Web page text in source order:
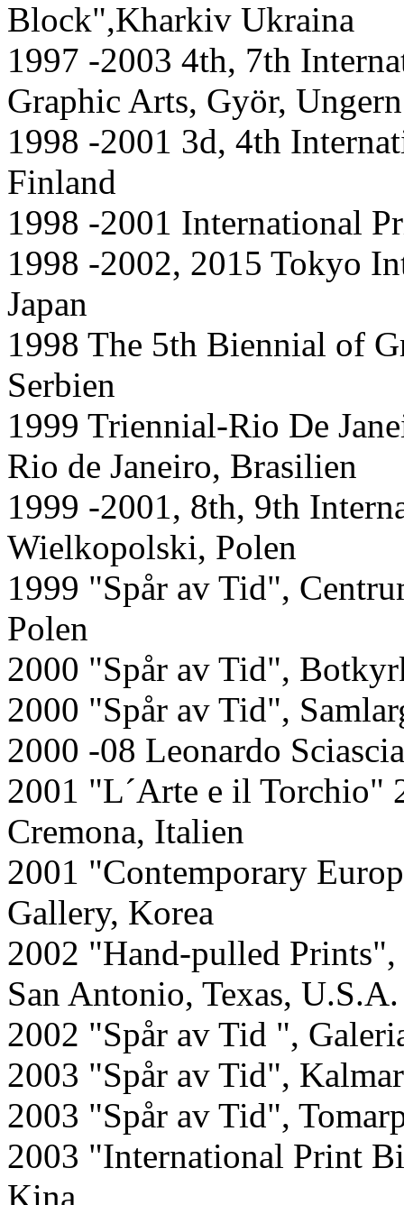
Block",Kharkiv Ukraina
1997 -2003 4th, 7th
Graphic Arts, Györ, Ungern
1998 -2001 3d, 4th
Finland
1998 -2001 International
1998 -2002, 2015 Tokyo
Japan
1998 The 5th Biennial of
Serbien
1999 Triennial-Rio De
Rio de Janeiro, Brasilien
1999 -2001, 8th, 9th
Wielkopolski, Polen
1999 "Spår av Tid",
Polen
2000 "Spår av Tid",
2000 "Spår av Tid",
2000 -08 Leonardo
2001 "L´Arte e il Torchio"
Cremona, Italien
2001 "Contemporary
Gallery, Korea
2002 "Hand-pulled Prints",
San Antonio, Texas, U.S.A.
2002 "Spår av Tid ",
2003 "Spår av Tid",
2003 "Spår av Tid",
2003 "International Print
Kina